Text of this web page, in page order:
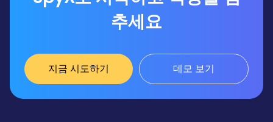
추세요
지금 시도하기 데모 보기